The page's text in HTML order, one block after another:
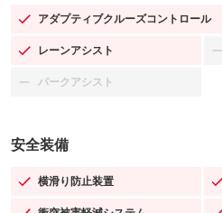
アダプティブクルーズコントロール
：装備あり
レーンアシスト
：装備あり
パークアシスト
：装備なし
安全装備
横滑り防止装置
：装備あり